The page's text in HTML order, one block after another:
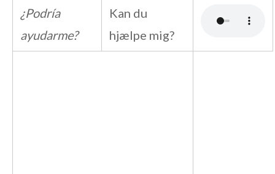
¿Podría
ayudarme?
Kan du
hjælpe mig?